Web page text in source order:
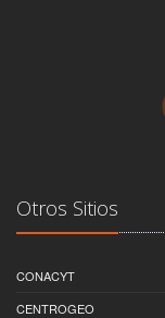
Otros Sitios
CONACYT
CENTROGEO